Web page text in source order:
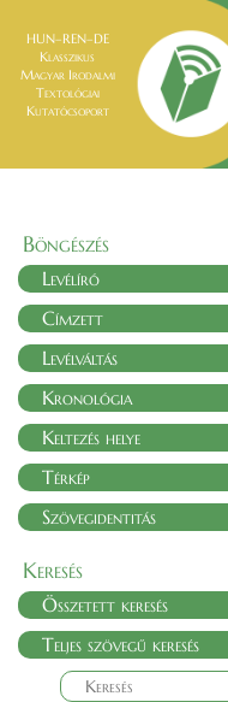
HUN–REN–DE
Klasszikus
Magyar Irodalmi
Textológiai
Kutatócsoport
Böngészés
Levélíró
Címzett
Levélváltás
Kronológia
Keltezés helye
Térkép
Szövegidentitás
Keresés
Összetett keresés
Teljes szövegű keresés